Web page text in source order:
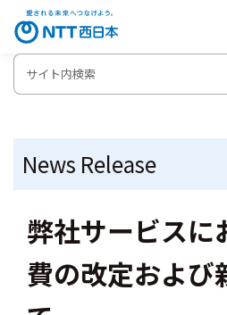
News Release
弊社サービスに
費の改定および